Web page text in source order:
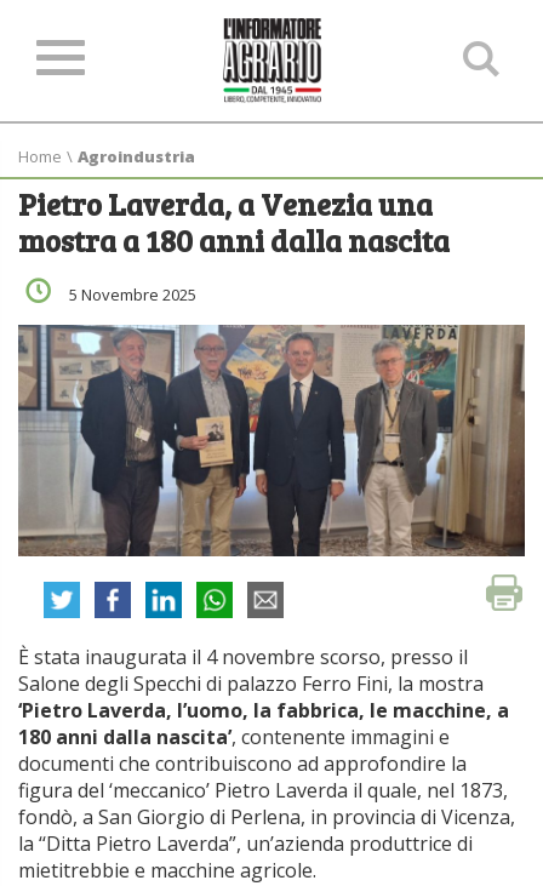
Home \ Agroindustria
Pietro Laverda, a Venezia una
mostra a 180 anni dalla nascita
5 Novembre 2025
È stata inaugurata il 4 novembre scorso, presso il
Salone degli Specchi di palazzo Ferro Fini, la mostra
‘Pietro Laverda, l’uomo, la fabbrica, le macchine, a
180 anni dalla nascita’, contenente immagini e
documenti che contribuiscono ad approfondire la
figura del ‘meccanico’ Pietro Laverda il quale, nel 1873,
fondò, a San Giorgio di Perlena, in provincia di Vicenza,
la ‘‘Ditta Pietro Laverda”, un’azienda produttrice di
mietitrebbie e macchine agricole.